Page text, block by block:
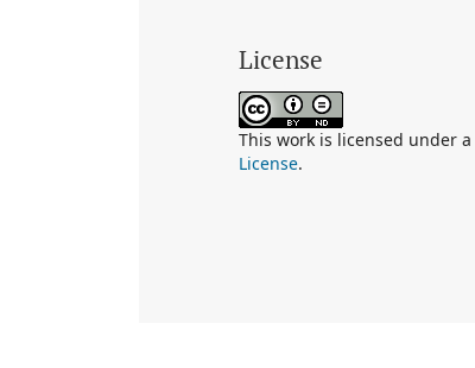
License
This work is licensed under a
License.